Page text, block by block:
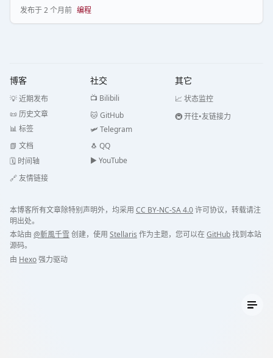
发布于2 个月前 编程
博客
💡 近期发布
📜 历史文章
📊 标签
📗 文档
🗓️ 时间轴
🔗 友情链接
社交
📺 Bilibili
🐱 GitHub
🛩️ Telegram
🐧 QQ
▶️️ YouTube
其它
📈 状态监控
🚇 开往•友链接力
本博客所有文章除特别声明外，均采用 CC BY-NC-SA 4.0许可协议，转载请注
明出处。
本站由 @斬風千雪 创建，使用 Stellaris 作为主题，您可以在GitHub找到本站
源码。
由 Hexo强力驱动